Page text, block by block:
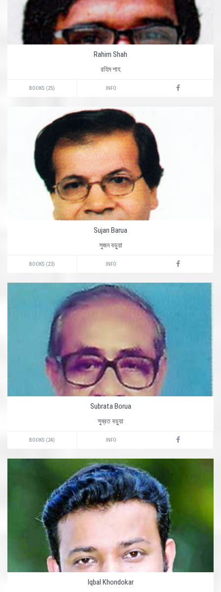
Rahim Shah
রহিম শাহ
BOOKS (25) INFO
Sujan Barua
সুজন বড়ুয়া
BOOKS (23) INFO
Subrata Borua
সুব্রত বড়ুয়া
BOOKS (24) INFO
Iqbal Khondokar